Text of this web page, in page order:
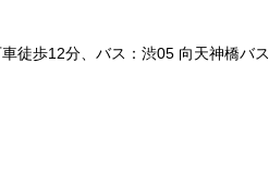
徒歩12分、バス：渋05 向天神橋バ